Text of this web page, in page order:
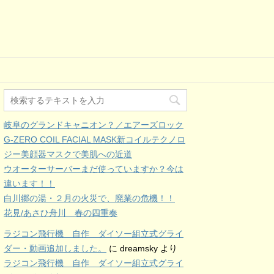
岐阜のグランドキャニオン？／エアーズロック
G-ZERO COIL FACIAL MASK新コイルテクノロ
ジー美顔器マスクで美肌への近道
ウオーターサーバーまだ使っていますか？今は
違います！！
白川郷の湯・２月の火災で、廃業の危機！！
花見/あさひ舟川 春の四重奏
ラジコン飛行機 自作 ダイソー組立式グライ
ダー・動画追加しました。
に dreamsky より
ラジコン飛行機 自作 ダイソー組立式グライ